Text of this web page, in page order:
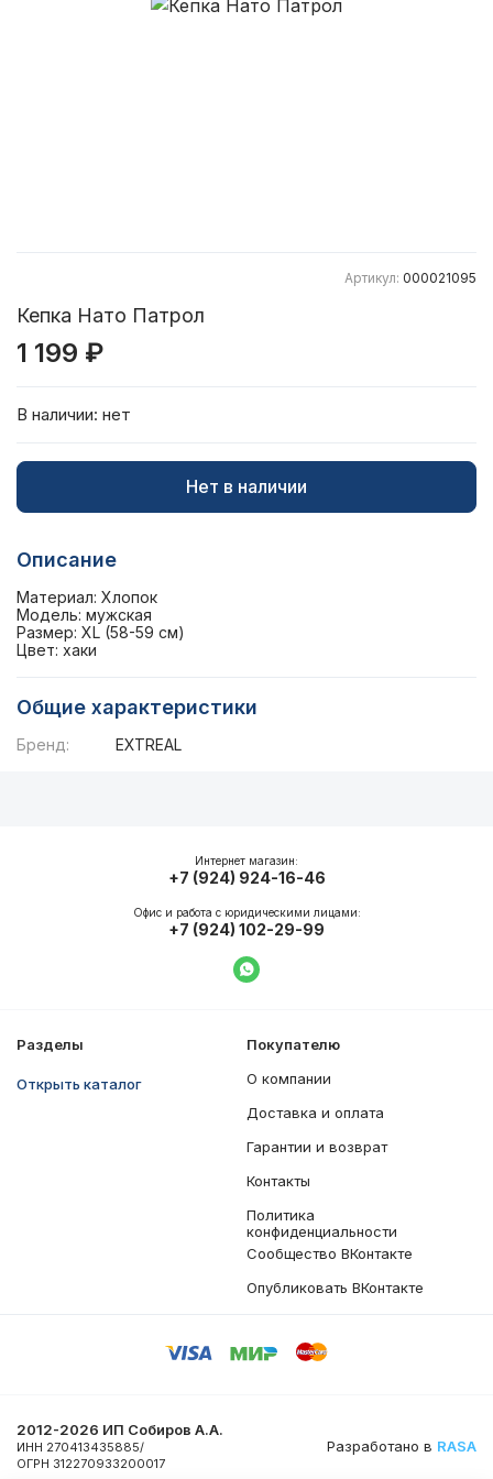
Артикул: 000021095
Кепка Нато Патрол
1 199 ₽
В наличии: нет
Нет в наличии
Описание
Материал: Хлопок
Модель: мужская
Размер: XL (58-59 см)
Цвет: хаки
Общие характеристики
Бренд: EXTREAL
Разделы
Открыть каталог
Покупателю
О компании
Доставка и оплата
Гарантии и возврат
Контакты
Политика
конфиденциальности
Сообщество ВКонтакте
Опубликовать ВКонтакте
Интернет магазин:
+7 (924) 924-16-46
Офис и работа с юридическими лицами:
+7 (924) 102-29-99
Написать в WhatsApp
2012-2026 ИП Собиров А.А.
ИНН 270413435885/
ОГРН 312270933200017
Разработано в RASA